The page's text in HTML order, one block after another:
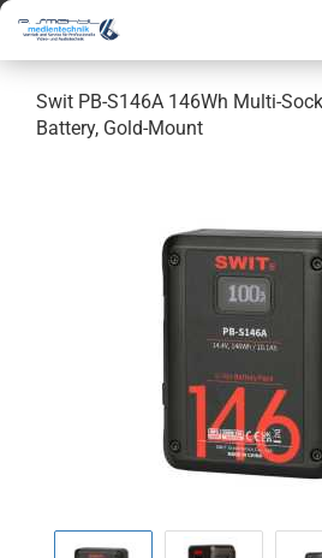
Swit PB-S146A 146Wh Multi-
Battery, Gold-Mount